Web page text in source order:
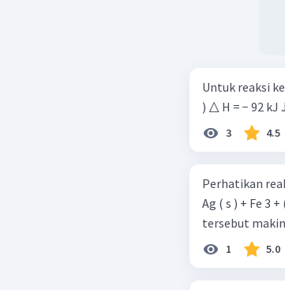
Untuk reaksi kesetimbangan
3 4.5
Perhatikan reaksi
Ag ( s ) + Fe 3 + ( a q ) △ H
tersebut makin
1 5.0